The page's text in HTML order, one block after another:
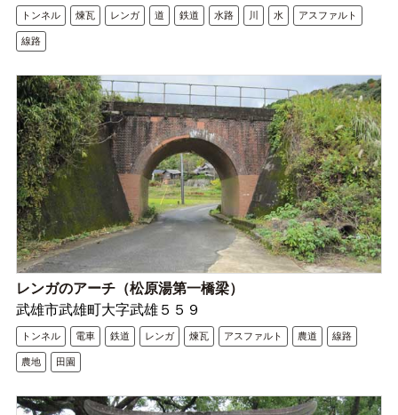
トンネル 煉瓦 レンガ 道 鉄道 水路 川 水 アスファルト
線路
レンガのアーチ（松原湯第一橋梁）
武雄市武雄町大字武雄５５９
トンネル 電車 鉄道 レンガ 煉瓦 アスファルト 農道 線路
農地 田園